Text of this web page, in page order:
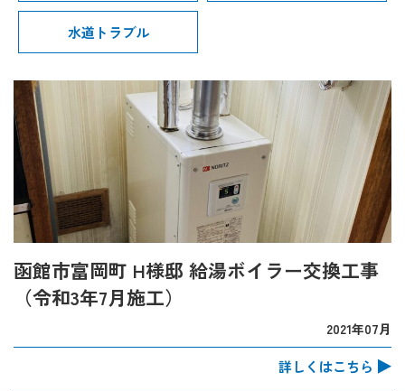
水道トラブル
函館市富岡町 H様邸 給湯ボイラー交換工事
（令和3年7月施工）
2021年07月
詳しくはこちら